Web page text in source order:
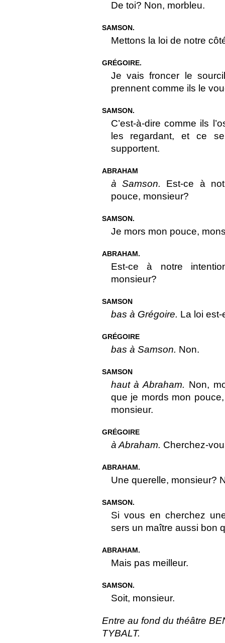
De toi? Non, morbleu.
SAMSON.
Mettons la loi de notre
GRÉGOIRE.
Je vais froncer le
prennent comme ils le
SAMSON.
C’est-à-dire comme ils
les regardant, et ce
supportent.
ABRAHAM
à Samson. Est-ce à
pouce, monsieur?
SAMSON.
Je mors mon pouce,
ABRAHAM.
Est-ce à notre
monsieur?
SAMSON
bas à Grégoire. La loi
GRÉGOIRE
bas à Samson. Non.
SAMSON
haut à Abraham. Non,
que je mords mon
monsieur.
GRÉGOIRE
à Abraham. Cherchez-
ABRAHAM.
Une querelle, monsieur?
SAMSON.
Si vous en cherchez
sers un maître aussi bon
ABRAHAM.
Mais pas meilleur.
SAMSON.
Soit, monsieur.
Entre au fond du théâtre
TYBALT.